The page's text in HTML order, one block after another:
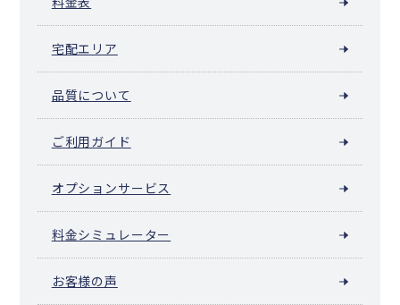
宅配エリア
品質について
ご利用ガイド
オプションサービス
料金シミュレーター
お客様の声